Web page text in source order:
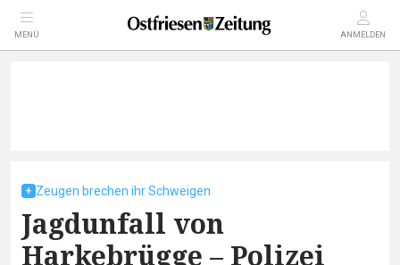
MENÜ ANMELDEN
Zeugen brechen ihr Schweigen
Jagdunfall von
Harkebrügge – Polizei